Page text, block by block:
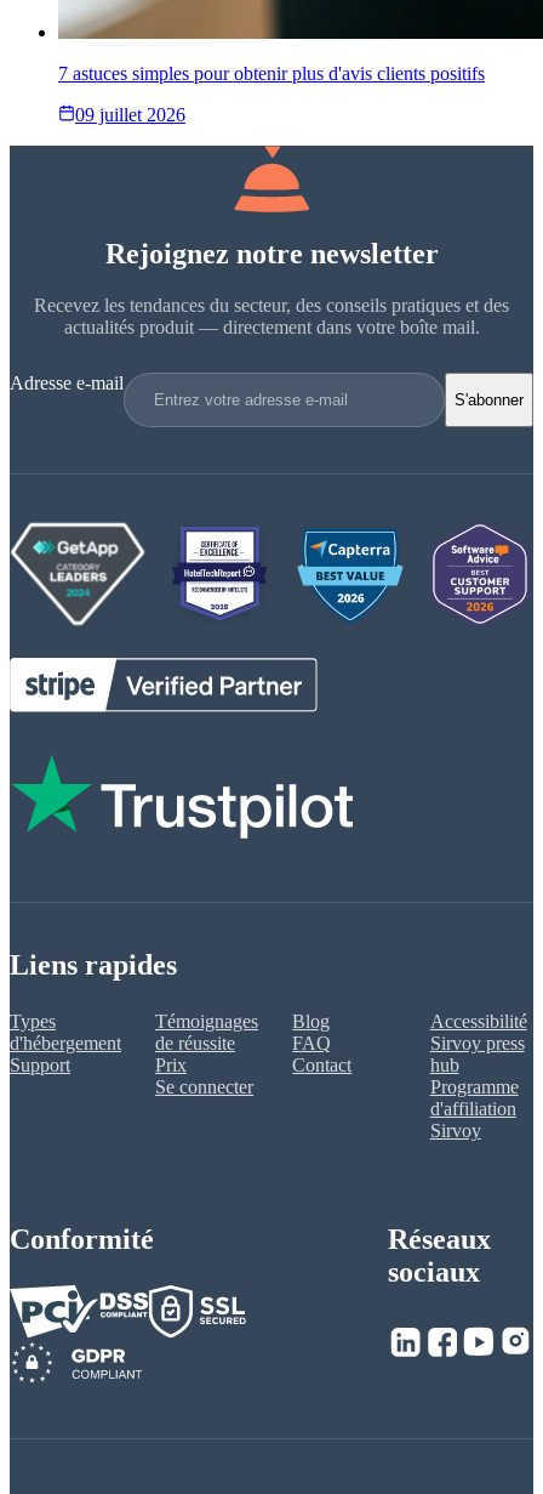
7 astuces simples pour obtenir plus d'avis clients positifs
09 juillet 2026
Rejoignez notre newsletter
Recevez les tendances du secteur, des conseils pratiques et des
actualités produit — directement dans votre boîte mail.
Adresse e-mail
S'abonner
Liens rapides
Types
d'hébergement
Support
Témoignages
de réussite
Prix
Se connecter
Blog
FAQ
Contact
Accessibilité
Sirvoy press
hub
Programme
d'affiliation
Sirvoy
Conformité
Réseaux
sociaux